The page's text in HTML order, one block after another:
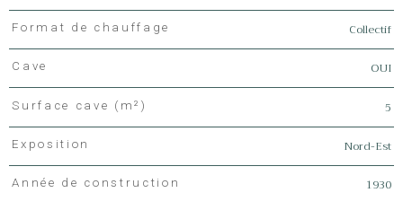
Format de chauffage Collectif
Cave OUI
Surface cave (m²) 5
Exposition Nord-Est
Année de construction 1930